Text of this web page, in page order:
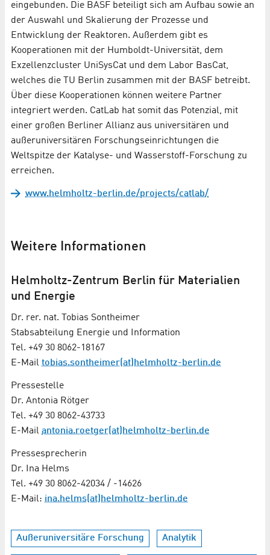
eingebunden. Die BASF beteiligt sich am Aufbau sowie an
der Auswahl und Skalierung der Prozesse und
Entwicklung der Reaktoren. Außerdem gibt es
Kooperationen mit der Humboldt-Universität, dem
Exzellenzcluster UniSysCat und dem Labor BasCat,
welches die TU Berlin zusammen mit der BASF betreibt.
Über diese Kooperationen können weitere Partner
integriert werden. CatLab hat somit das Potenzial, mit
einer großen Berliner Allianz aus universitären und
außeruniversitären Forschungseinrichtungen die
Weltspitze der Katalyse- und Wasserstoff-Forschung zu
erreichen.
www.helmholtz-berlin.de/projects/catlab/
Weitere Informationen
Helmholtz-Zentrum Berlin für Materialien
und Energie
Dr. rer. nat. Tobias Sontheimer
Stabsabteilung Energie und Information
Tel. +49 30 8062-18167
E-Mail tobias.sontheimer(at)helmholtz-berlin.de
Pressestelle
Dr. Antonia Rötger
Tel. +49 30 8062-43733
E-Mail antonia.roetger(at)helmholtz-berlin.de
Pressesprecherin
Dr. Ina Helms
Tel. +49 30 8062-42034 / -14626
E-Mail: ina.helms(at)helmholtz-berlin.de
Außeruniversitäre Forschung Analytik